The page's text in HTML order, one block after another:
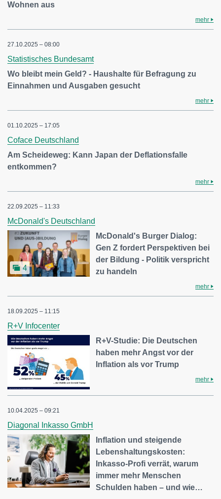
Wohnen aus
mehr
27.10.2025 – 08:00
Statistisches Bundesamt
Wo bleibt mein Geld? - Haushalte für Befragung zu
Einnahmen und Ausgaben gesucht
mehr
01.10.2025 – 17:05
Coface Deutschland
Am Scheideweg: Kann Japan der Deflationsfalle
entkommen?
mehr
22.09.2025 – 11:33
McDonald's Deutschland
4
McDonald's Burger Dialog:
Gen Z fordert Perspektiven bei
der Bildung - Politik verspricht
zu handeln
mehr
18.09.2025 – 11:15
R+V Infocenter
R+V-Studie: Die Deutschen
haben mehr Angst vor der
Inflation als vor Trump
mehr
10.04.2025 – 09:21
Diagonal Inkasso GmbH
Inflation und steigende
Lebenshaltungskosten:
Inkasso-Profi verrät, warum
immer mehr Menschen
Schulden haben – und wie…